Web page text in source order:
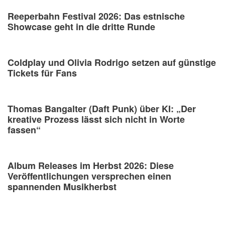
Reeperbahn Festival 2026: Das estnische
Showcase geht in die dritte Runde
Coldplay und Olivia Rodrigo setzen auf günstige
Tickets für Fans
Thomas Bangalter (Daft Punk) über KI: „Der
kreative Prozess lässt sich nicht in Worte
fassen“
Album Releases im Herbst 2026: Diese
Veröffentlichungen versprechen einen
spannenden Musikherbst